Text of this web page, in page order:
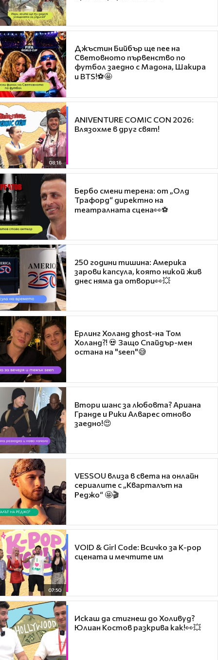
Джъстин Бийбър ще пее на
Световното първенство по
футбол заедно с Мадона, Шакира
и BTS!⚽🤩
08:16
ANIVENTURE COMIC CON 2026:
Влязохме в друг свят!
Бербо смени терена: от „Олд
Трафорд“ директно на
театралната сцена👀⚽
250 години тишина: Америка
зарови капсула, която никой жив
днес няма да отвори👀💥
Ерлинг Холанд ghost-на Том
Холанд?! 💀 Защо Спайдър-мен
остана на "seen"😅
Втори шанс за любовта? Ариана
Гранде и Рики Алварес отново
заедно!😍
VESSOU влиза в света на онлайн
сериалите с „Кварталът на
Реджо“ 🤩🎬
07:50
VOID & Girl Code: Всичко за K-pop
сцената и мечтите им
Искаш да стигнеш до Холивуд?
Юлиан Костов разкрива как!👀💥